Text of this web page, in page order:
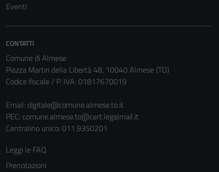
Eventi
CONTATTI
Comune di Almese
Piazza Martiri della Libertà 48, 10040 Almese (TO)
Codice fiscale / P. IVA: 01817670019
Email: digitale@comune.almese.to.it
PEC: comune.almese.to@cert.legalmail.it
Centralino unico: 011.9350201
Leggi le FAQ
Prenotazioni
Tecnici
per il